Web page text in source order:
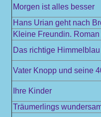
Morgen ist alles besser
Hans Urian geht nach
Kleine Freundin.
Das richtige Himmelblau
Vater Knopp und seine
Ihre Kinder
Träumerlings